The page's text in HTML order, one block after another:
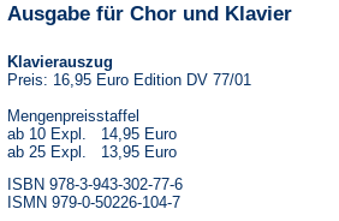
Ausgabe für Chor und Klavier
Klavierauszug
Preis: 16,95 Euro Edition DV 77/01
Mengenpreisstaffel
ab 10 Expl. 14,95 Euro
ab 25 Expl. 13,95 Euro
ISBN 978-3-943-302-77-6
ISMN 979-0-50226-104-7